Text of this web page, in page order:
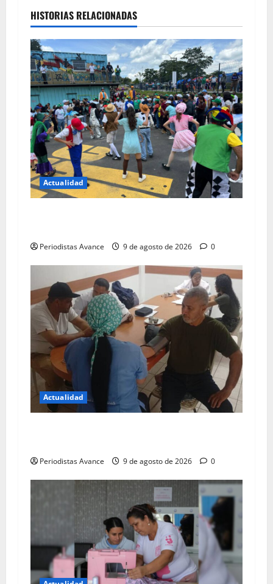
HISTORIAS RELACIONADAS
Actualidad
Periodistas Avance 9 de agosto de 2026 0
Actualidad
Periodistas Avance 9 de agosto de 2026 0